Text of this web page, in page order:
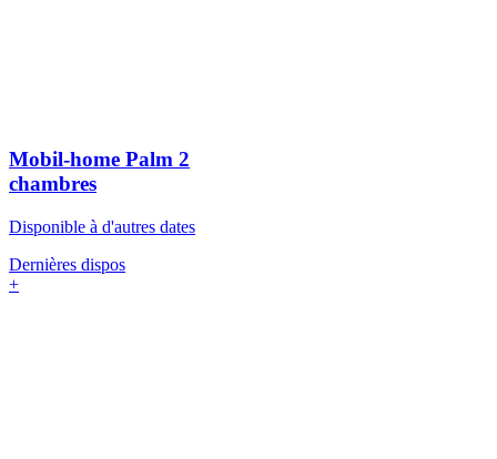
Mobil-home Palm 2
chambres
Disponible à d'autres dates
Dernières dispos
+